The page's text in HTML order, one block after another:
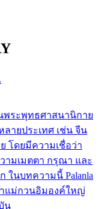
พระพุทธศาสนานิกาย
ายประเทศ เช่น จีน
โดยมีความเชื่อว่า
มเมตตา กรุณา และ
ในบทความนี้ Palanla
าแม่กวนอิมองค์ใหญ่
น